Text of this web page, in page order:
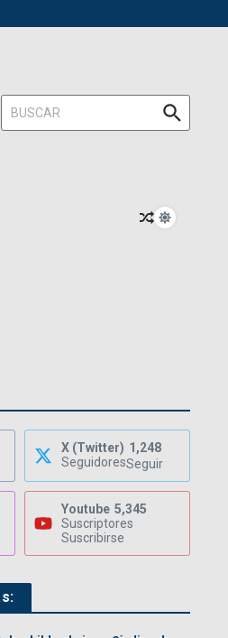
Buscar:
X (Twitter) 1,248
SeguidoresSeguir
Youtube 5,345
Suscriptores
Suscribirse